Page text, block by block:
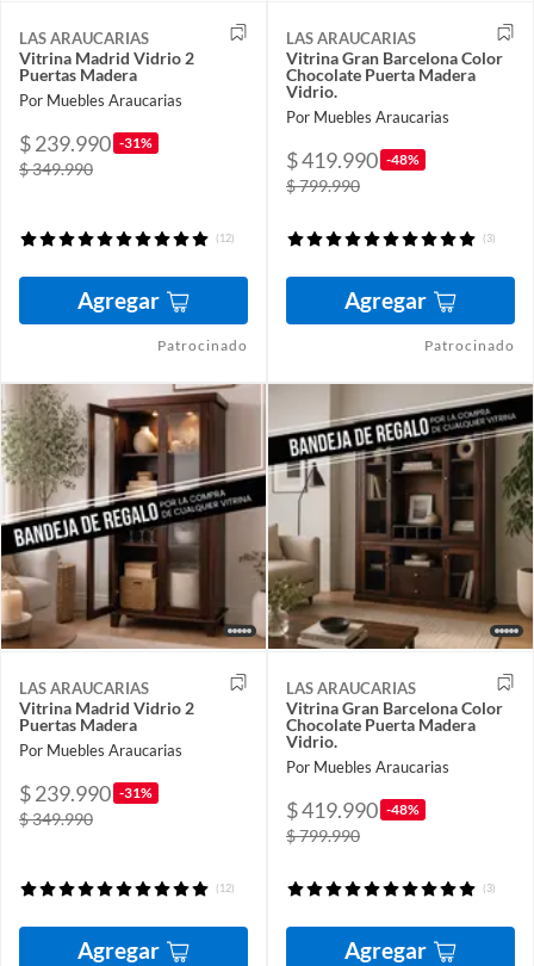
LAS ARAUCARIAS
Vitrina Madrid Vidrio 2
Puertas Madera
Por Muebles Araucarias
$ 239.990 -31%
$ 349.990
(12)
Agregar
Patrocinado
LAS ARAUCARIAS
Vitrina Gran Barcelona Color
Chocolate Puerta Madera
Vidrio.
Por Muebles Araucarias
$ 419.990 -48%
$ 799.990
(3)
Agregar
Patrocinado
LAS ARAUCARIAS
Vitrina Madrid Vidrio 2
Puertas Madera
Por Muebles Araucarias
$ 239.990 -31%
$ 349.990
(12)
Agregar
LAS ARAUCARIAS
Vitrina Gran Barcelona Color
Chocolate Puerta Madera
Vidrio.
Por Muebles Araucarias
$ 419.990 -48%
$ 799.990
(3)
Agregar